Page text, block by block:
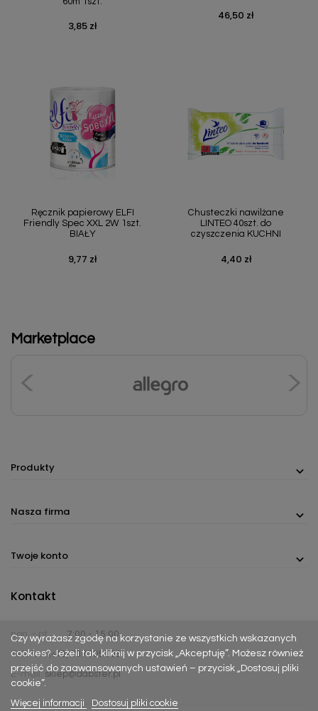
Cena
3,85 zł
Cena
46,50 zł
Ręcznik papierowy ELFI
Friendly Spec XXL 2W 1szt.
BIAŁY
Cena
9,77 zł
Chusteczki nawilżane
LINTEO 40szt. do
czyszczenia KUCHNI
Cena
4,40 zł
Marketplace
Produkty
Nasza firma
Twoje konto
Czy wyrażasz zgodę na korzystanie ze wszystkich wskazanych
cookies? Jeżeli tak, kliknij w przycisk „Akceptuję”. Możesz również
przejść do zaawansowanych ustawień – przycisk „Dostosuj pliki
cookie”.
Więcej informacji
Dostosuj pliki cookie
Kontakt
pon. - pt.
7:00 - 15:00
Telefon:(+48) 737 305 306
E-mail: sklep@dabster.pl